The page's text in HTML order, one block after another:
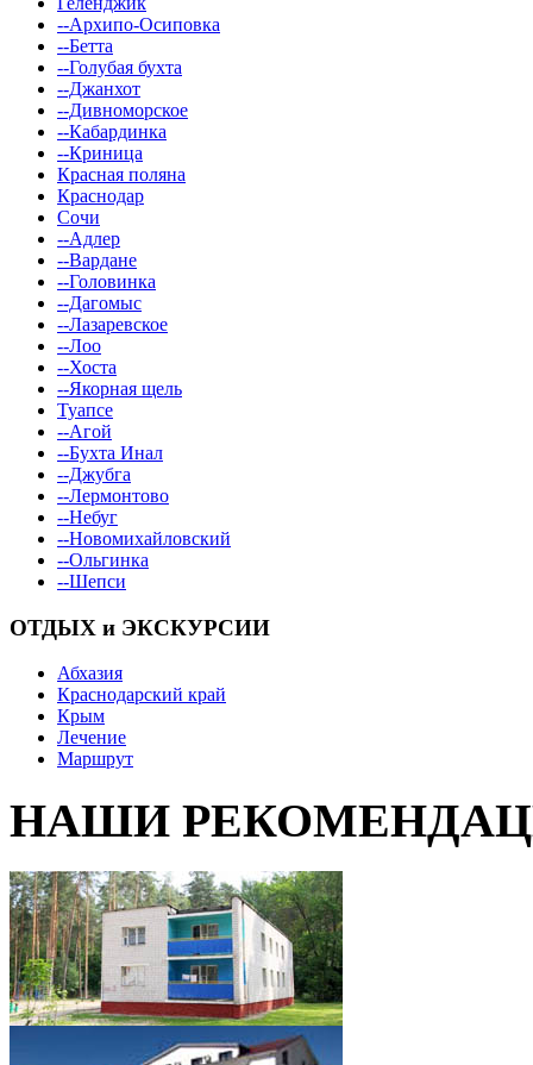
--Архипо-Осиповка
--Бетта
--Голубая бухта
--Джанхот
--Дивноморское
--Кабардинка
--Криница
Красная поляна
Краснодар
Сочи
--Адлер
--Вардане
--Головинка
--Дагомыс
--Лазаревское
--Лоо
--Хоста
--Якорная щель
Туапсе
--Агой
--Бухта Инал
--Джубга
--Лермонтово
--Небуг
--Новомихайловский
--Ольгинка
--Шепси
ОТДЫХ и ЭКСКУРСИИ
Абхазия
Краснодарский край
Крым
Лечение
Маршрут
НАШИ